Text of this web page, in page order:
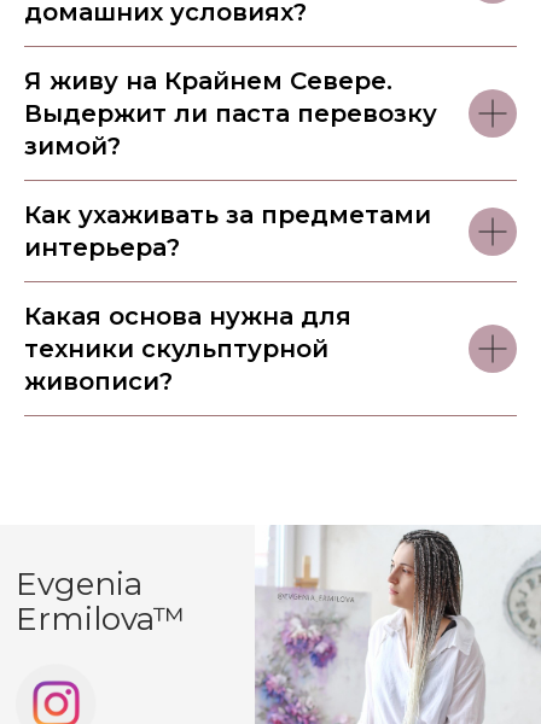
домашних условиях?
Я живу на Крайнем Севере.
Выдержит ли паста перевозку
зимой?
Как ухаживать за предметами
интерьера?
Какая основа нужна для
техники скульптурной
живописи?
Evgenia
Ermilova™
Обучает авторской технике
скульптурной живописи на онлайн-
курсах, групповых и индивидуальных
мастер-классах. Проводит интенсивы по
скульптурной живописи для учеников в